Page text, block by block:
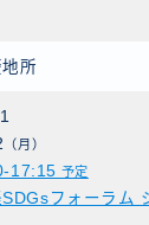
所
（月）
17:15 予定
SDGsフォーラム